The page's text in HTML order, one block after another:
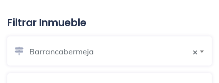
Mercado de productos de granja
Filtrar Inmueble
×
Barrancabermeja